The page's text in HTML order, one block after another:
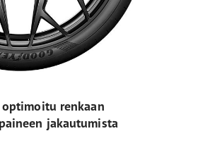
renkaan
jakautumista